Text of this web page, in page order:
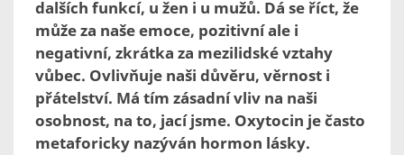
dalších funkcí, u žen i u mužů. Dá se říct, že
může za naše emoce, pozitivní ale i
negativní, zkrátka za mezilidské vztahy
vůbec. Ovlivňuje naši důvěru, věrnost i
přátelství. Má tím zásadní vliv na naši
osobnost, na to, jací jsme. Oxytocin je často
metaforicky nazýván hormon lásky.